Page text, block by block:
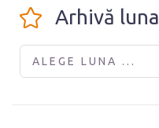
Arhivă
ALEGE LUNA ...